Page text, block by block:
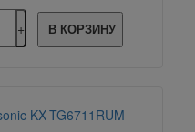
В КОРЗИНУ